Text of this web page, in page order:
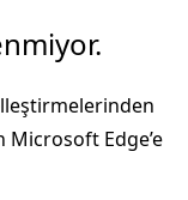
Edge’e